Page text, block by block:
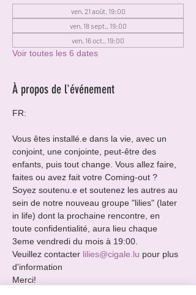
ven. 21 août, 19:00
ven. 18 sept., 19:00
ven. 16 oct., 19:00
Voir toutes les 6 dates
À propos de l'événement
FR:
Vous êtes installé.e dans la vie, avec un
conjoint, une conjointe, peut-être des
enfants, puis tout change. Vous allez faire,
faites ou avez fait votre Coming-out ?
Soyez soutenu.e et soutenez les autres au
sein de notre nouveau groupe "lilies" (later
in life) dont la prochaine rencontre, en
toute confidentialité, aura lieu chaque
3eme vendredi du mois à 19:00.
Veuillez contacter lilies@cigale.lu pour plus
d'information
Merci!